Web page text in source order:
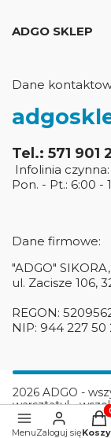
ADGO SKLEP
Dane
Tel.: 571 901
Infolinia czynna:
Pon. - Pt.: 6:00 -
Dane firmowe:
"ADGO"
ul. Zacisze 106,
REGON:
NIP: 944 227 50
2026 ADGO -
warsztatu! -
Szablon graficzny
MenuZaloguj się